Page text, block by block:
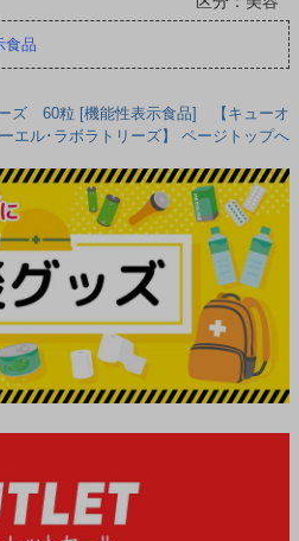
食品
ズ 60粒 [機能性表示食品] 【キューオ
ーエル･ラボラトリーズ】 ページトップへ